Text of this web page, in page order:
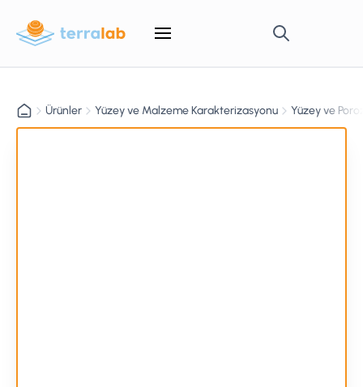
Ürünler Yüzey ve Malzeme Karakterizasyonu Yüzey ve